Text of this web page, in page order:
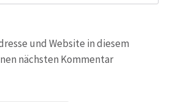
und Website in diesem
nächsten Kommentar